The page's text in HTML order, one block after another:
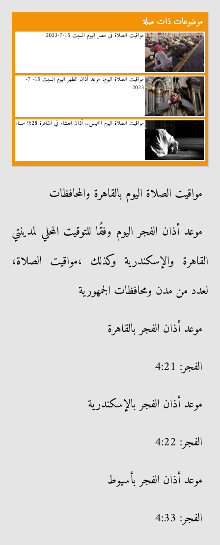
موضوعات ذات صلة
مواقيت الصلاة فى مصر اليوم السبت 15-7-2023
مواقيت الصلاة اليوم، موعد أذان الظهر اليوم السبت 15- 7-
2023
مواقيت الصلاة اليوم الخميس.. أذان العشاء في القاهرة 9:28 مساء
مواقيت الصلاة اليوم بالقاهرة والمحافظات
موعد أذان الفجر اليوم وفقًا للتوقيت المحلي لمدينتي
القاهرة والإسكندرية وكذلك ،مواقيت الصلاة،
لعدد من مدن ومحافظات الجمهورية
موعد أذان الفجر بالقاهرة
الفجر: 4:21
موعد أذان الفجر بالإسكندرية
الفجر: 4:22
موعد أذان الفجر بأسيوط
الفجر: 4:33